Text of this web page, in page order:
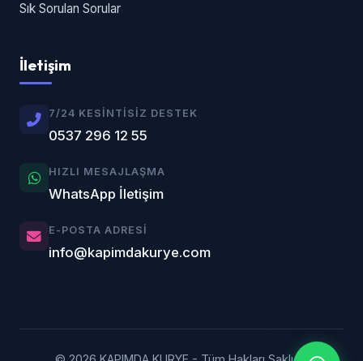
Sık Sorulan Sorular
İletişim
7/24 KESINTISIZ DESTEK
0537 296 12 55
HIZLI MESAJLAŞMA
WhatsApp İletişim
E-POSTA ADRESI
info@kapimdakurye.com